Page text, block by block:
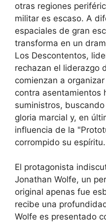
otras regiones
militar es escaso. A
espaciales de gran
transforma en un
Los Descontentos,
rechazan el liderazgo
comienzan a
contra asentamientos
suministros,
gloria marcial y, en
influencia de la
corrompido su espíritu.
El protagonista
Jonathan Wolfe, un
original apenas fue
recibe una
Wolfe es presentado